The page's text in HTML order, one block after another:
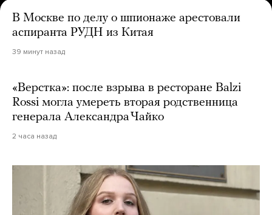
В Москве по делу о шпионаже арестовали
аспиранта РУДН из Китая
39 минут назад
«Верстка»: после взрыва в ресторане Balzi
Rossi могла умереть вторая родственница
генерала Александра Чайко
2 часа назад